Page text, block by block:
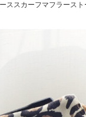
ススカーフマフラース